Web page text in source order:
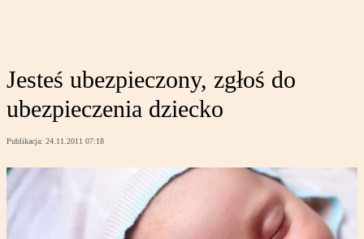
Jesteś ubezpieczony, zgłoś do
ubezpieczenia dziecko
Publikacja: 24.11.2011 07:18